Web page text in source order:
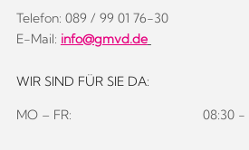
Telefon: 089 / 99 01 76-30
E-Mail: info@gmvd.de
WIR SIND FÜR SIE DA:
MO – FR: 08:30 -